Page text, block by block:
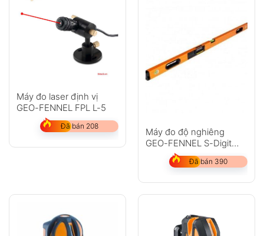
Máy đo laser định vị
GEO-FENNEL FPL L-5
Đã bán 208
Máy đo độ nghiêng
GEO-FENNEL S-Digit
120WL
Đã bán 390